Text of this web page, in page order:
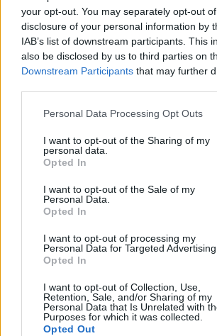
your opt-out. You may separately opt-out
disclosure of your personal information by
IAB’s list of downstream participants. This
also be disclosed by us to third parties on
Downstream Participants that may further
Please note that this website/app uses one
not limited to your visit or usage behaviour.
grant or deny consent to Google and its
use your data for below specified purposes
consent section.
Personal Data Processing Opt Outs
I want to opt-out of the Sharing of my
personal data.
Opted In
I want to opt-out of the Sale of my
Personal Data.
Opted In
I want to opt-out of processing my
Personal Data for Targeted Advertising.
Opted In
I want to opt-out of Collection, Use,
Retention, Sale, and/or Sharing of my
Personal Data that Is Unrelated with
Purposes for which it was collected.
Opted Out
Interkulturális
kompetenciafejlesztés a
dolgozók számára
A rendészeti területen dolgozó
segítő szakmákban dolgozó